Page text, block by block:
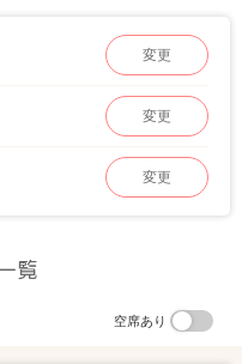
変更
変更
変更
覧
空席あり